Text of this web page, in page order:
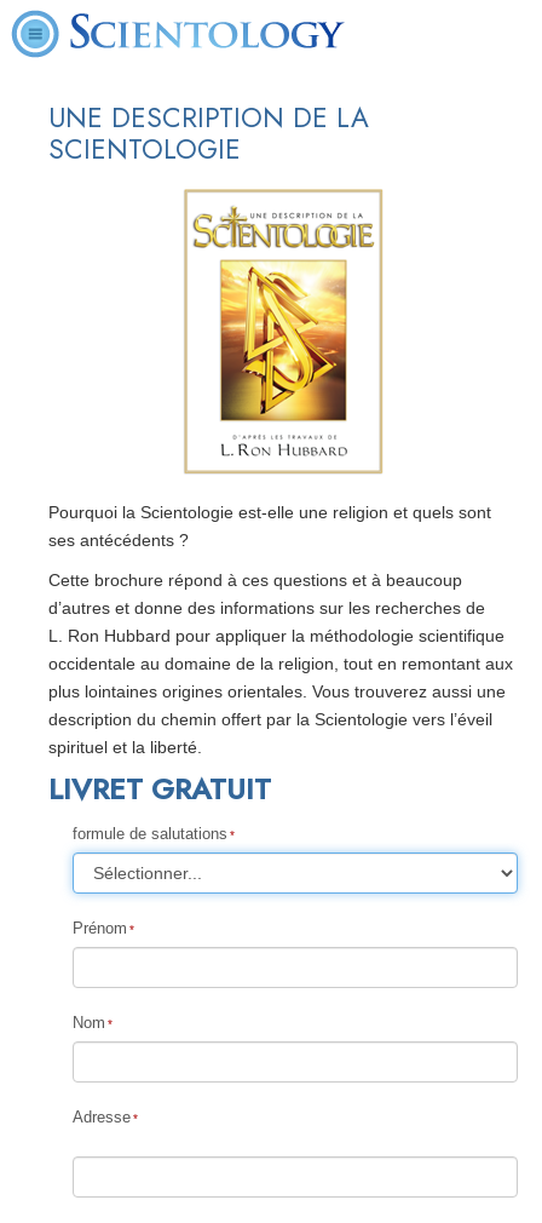
UNE DESCRIPTION DE LA
SCIENTOLOGIE
Pourquoi la Scientologie est-elle une religion et quels sont
ses antécédents ?
Cette brochure répond à ces questions et à beaucoup
d’autres et donne des informations sur les recherches de
L. Ron Hubbard pour appliquer la méthodologie scientifique
occidentale au domaine de la religion, tout en remontant aux
plus lointaines origines orientales. Vous trouverez aussi une
description du chemin offert par la Scientologie vers l’éveil
spirituel et la liberté.
LIVRET GRATUIT
formule de salutations
Prénom
Nom
Adresse